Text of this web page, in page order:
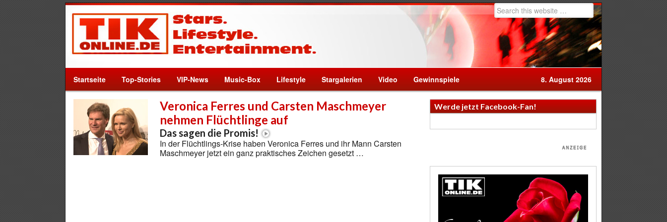
Startseite Top-Stories VIP-News Music-Box Lifestyle Stargalerien Video Gewinnspiele 8. August 2026
Veronica Ferres und Carsten Maschmeyer
nehmen Flüchtlinge auf
Das sagen die Promis!
In der Flüchtlings-Krise haben Veronica Ferres und ihr Mann Carsten
Maschmeyer jetzt ein ganz praktisches Zeichen gesetzt …
Werde jetzt Facebook-Fan!